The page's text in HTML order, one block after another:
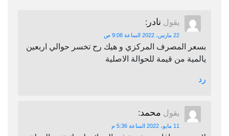
يقول نادر :
22 مارس، 2022 الساعة 9:08 ص
بسعر المصرف المركزي و هيك رح تخسر حوالي اربعين
يالمية من قيمة للحوالة الاصلية
رد
يقول محمد:
11 مايو، 2022 الساعة 5:36 م